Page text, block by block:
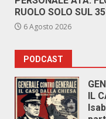
RUOLO SOLO SUL
6 Agosto 2026
PODCAST
IL